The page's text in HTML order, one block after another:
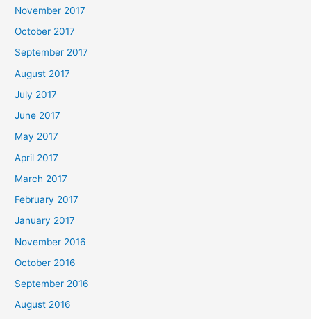
November 2017
October 2017
September 2017
August 2017
July 2017
June 2017
May 2017
April 2017
March 2017
February 2017
January 2017
November 2016
October 2016
September 2016
August 2016